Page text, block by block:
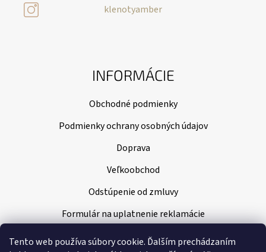
Tento web používa súbory cookie. Ďalším prechádzaním
klenotyamber
INFORMÁCIE
Obchodné podmienky
Podmienky ochrany osobných údajov
Doprava
Veľkoobchod
Odstúpenie od zmluvy
Formulár na uplatnenie reklamácie